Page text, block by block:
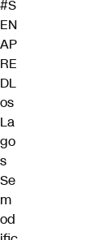
#S
EN
AP
RE
DL
os
La
go
s
Se
m
od